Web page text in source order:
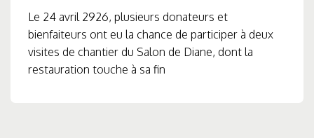
Le 24 avril 2926, plusieurs donateurs et
bienfaiteurs ont eu la chance de participer à deux
visites de chantier du Salon de Diane, dont la
restauration touche à sa fin